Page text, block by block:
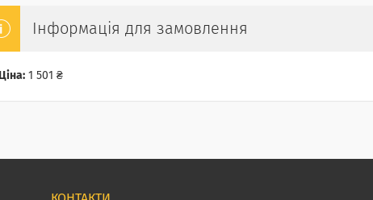
Інформація для замовлення
Ціна: 1 501 ₴